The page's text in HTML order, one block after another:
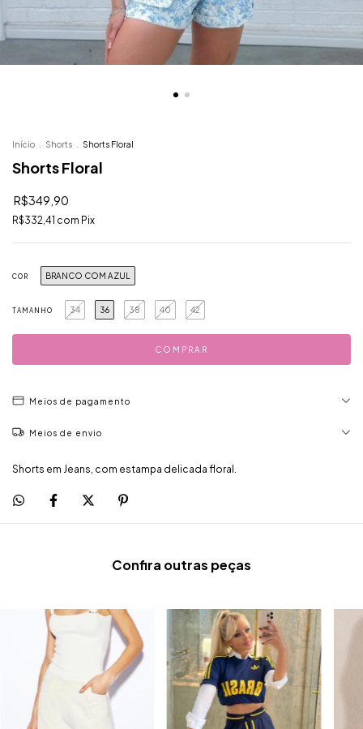
Início Shorts Shorts Floral
Shorts Floral
R$349,90
R$332,41 com Pix
COR BRANCO COM AZUL
TAMANHO 34 36 38 40 42
Meios de pagamento
Meios de envio
Shorts em Jeans, com estampa delicada floral.
Confira outras peças